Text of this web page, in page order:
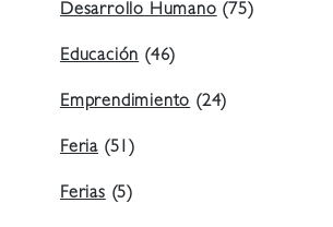
Desarrollo Humano (75)
Educación (46)
Emprendimiento (24)
Feria (51)
Ferias (5)